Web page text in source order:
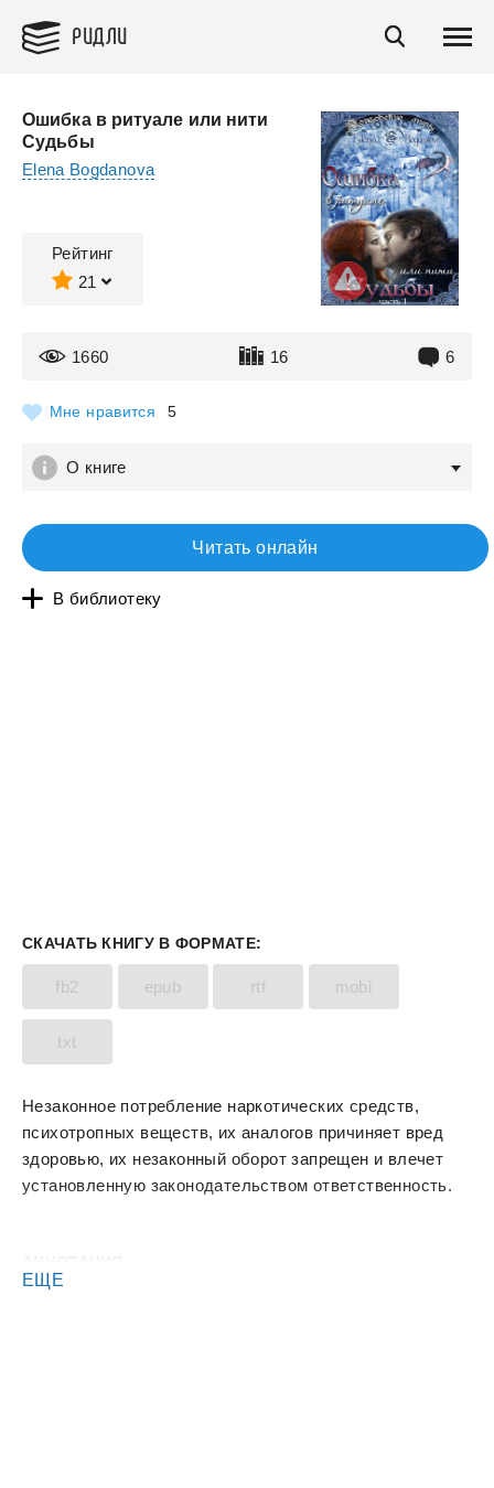
РИДЛИ
Ошибка в ритуале или нити
Судьбы
Elena Bogdanova
Рейтинг
21
1660 16 6
Мне нравится 5
О книге
Читать онлайн
В библиотеку
СКАЧАТЬ КНИГУ В ФОРМАТЕ:
fb2 epub rtf mobi
txt
Незаконное потребление наркотических средств,
психотропных веществ, их аналогов причиняет вред
здоровью, их незаконный оборот запрещен и влечет
установленную законодательством ответственность.
☀️Зара привыкла всего добиваться сама. И вот, когда
ЕЩЕ